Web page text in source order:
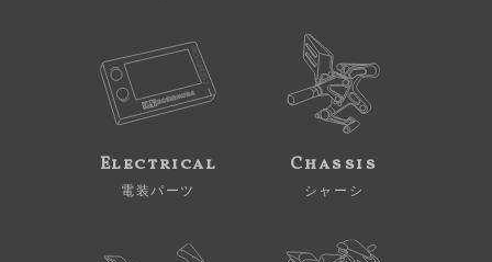
Electrical
電装パーツ
Chassis
シャーシ